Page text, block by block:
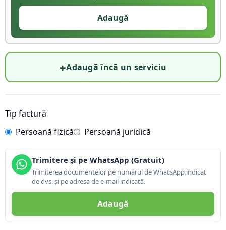
Adaugă
+Adaugă încă un serviciu
Tip factură
Persoană fizică
Persoană juridică
Trimitere și pe WhatsApp (Gratuit)
Trimiterea documentelor pe numărul de WhatsApp indicat
de dvs. și pe adresa de e-mail indicată.
Adaugă